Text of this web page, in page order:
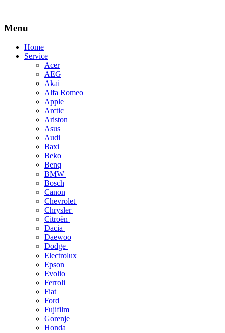
Menu
Skip
Home
Service
Acer
AEG
Akai
Alfa Romeo
Apple
Arctic
Ariston
Asus
Audi
Baxi
Beko
Benq
BMW
Bosch
Canon
Chevrolet
Chrysler
Citroën
Dacia
Daewoo
Dodge
Electrolux
Epson
Evolio
Ferroli
Fiat
Ford
Fujifilm
Gorenje
Honda